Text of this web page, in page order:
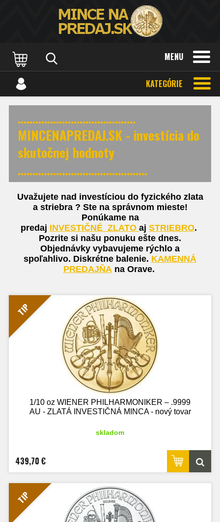
MENU
KATEGÓRIE
........................................
MINCENAPREDAJ.SK - investícia do
skutočnej hodnoty
............................................
Uvažujete nad investíciou do fyzického zlata
a striebra ? Ste na správnom mieste!
Ponúkame na
predaj INVESTIČNÉ ZLATO aj STRIEBRO.
Pozrite si našu ponuku ešte dnes.
Objednávky vybavujeme rýchlo a
spoľahlivo. Diskrétne balenie. KAMENNÁ
PREDAJŇAna Orave.
TIP
1/10 oz WIENER PHILHARMONIKER – .9999
AU - ZLATÁ INVESTIČNÁ MINCA - nový tovar
skladom
439,70 €
TIP